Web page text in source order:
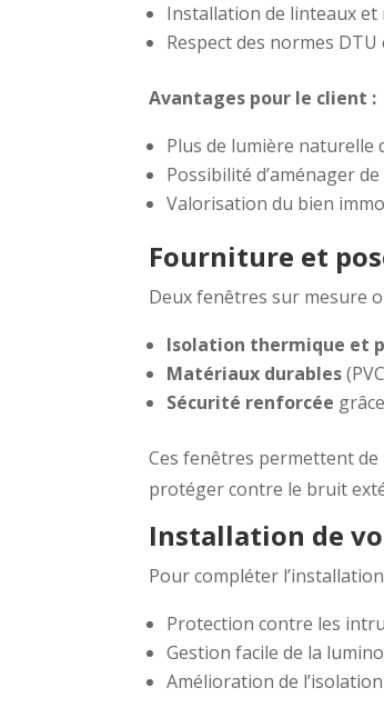
Installation de linteaux
Respect des normes
Avantages pour le client :
Plus de lumière naturelle
Possibilité d’aménager
Valorisation du bien
Fourniture et
Deux fenêtres sur mesure
Isolation thermique et
Matériaux durables
Sécurité renforcée
Ces fenêtres permettent
protéger contre le bruit
Installation de
Pour compléter
Protection contre les
Gestion facile de la
Amélioration de